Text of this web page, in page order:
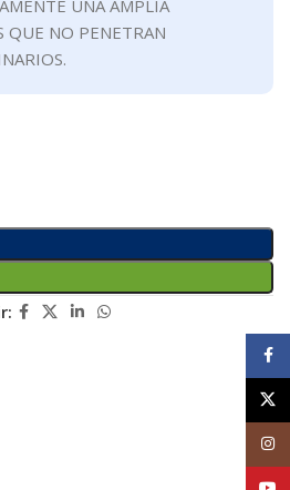
UNA AMPLIA
QUE NO PENETRAN